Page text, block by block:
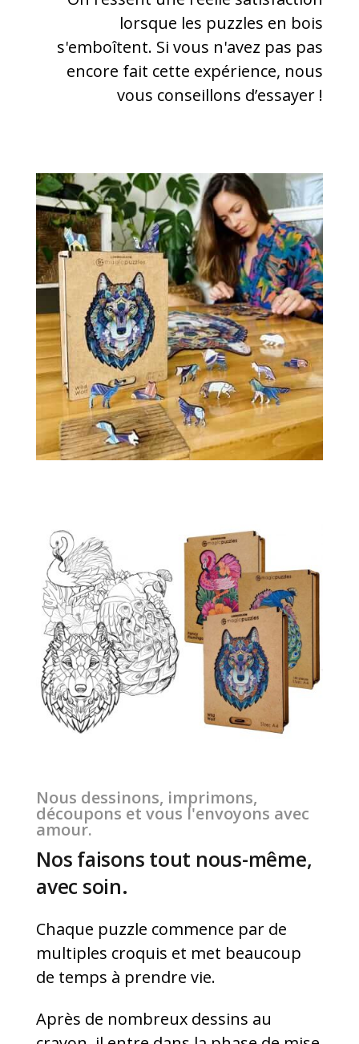
lorsque les puzzles en bois
s'emboîtent. Si vous n'avez pas pas
encore fait cette expérience, nous
vous conseillons d’essayer !
Nous dessinons, imprimons,
découpons et vous l'envoyons avec
amour.
Nos faisons tout nous-même,
avec soin.
Chaque puzzle commence par de
multiples croquis et met beaucoup
de temps à prendre vie.
Après de nombreux dessins au